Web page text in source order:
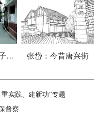
张岱：老窑湾筷子巷纪事 张岱：今昔唐兴街
实践、建新功”专题
督察